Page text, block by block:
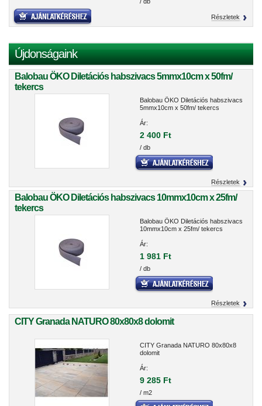
Részletek
Újdonságaink
Balobau ÖKO Diletációs habszivacs 5mmx10cm x 50fm/
tekercs
Balobau ÖKO Diletációs habszivacs
5mmx10cm x 50fm/ tekercs
Ár:
2 400 Ft
/ db
Részletek
Balobau ÖKO Diletációs habszivacs 10mmx10cm x 25fm/
tekercs
Balobau ÖKO Diletációs habszivacs
10mmx10cm x 25fm/ tekercs
Ár:
1 981 Ft
/ db
Részletek
CITY Granada NATURO 80x80x8 dolomit
CITY Granada NATURO 80x80x8
dolomit
Ár:
9 285 Ft
/ m2